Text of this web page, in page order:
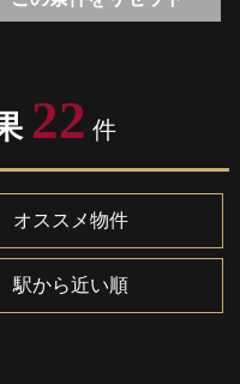
22 件
オススメ物件
駅から近い順